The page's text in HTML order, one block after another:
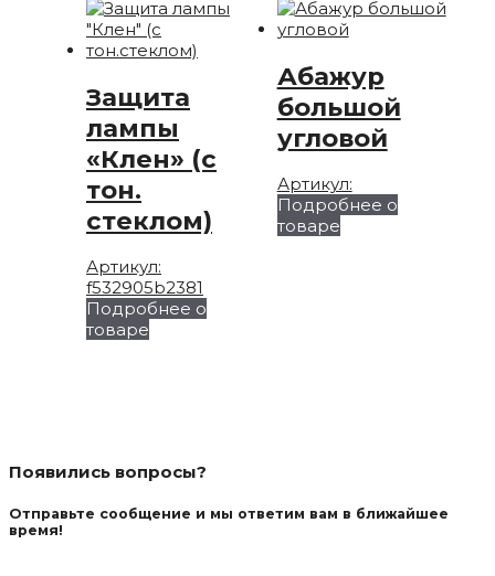
Защита
лампы
«Клен» (с
тон.
стеклом)
Артикул:
f532905b2381
Подробнее о
товаре
Абажур
большой
угловой
Артикул:
Подробнее о
товаре
Появились вопросы?
Отправьте сообщение и мы ответим вам в ближайшее
время!